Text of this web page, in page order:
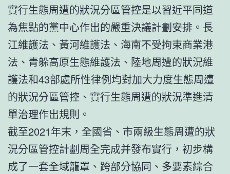
實行生態周遭的狀況分區管控是以習近平同道
為焦點的黨中心作出的嚴重決議計劃安排。長
江維護法、黃河維護法、海南不受拘束商業港
法、青躲高原生態維護法、陸地周遭的狀況維
護法和43部處所性律例均對加大力度生態周遭
的狀況分區管控、實行生態周遭的狀況準進清
單治理作出規則。
截至2021年末，全國省、市兩級生態周遭的狀
況分區管控計劃周全完成并發布實行，初步構
成了一套全域籠罩、跨部分協同、多要素綜合